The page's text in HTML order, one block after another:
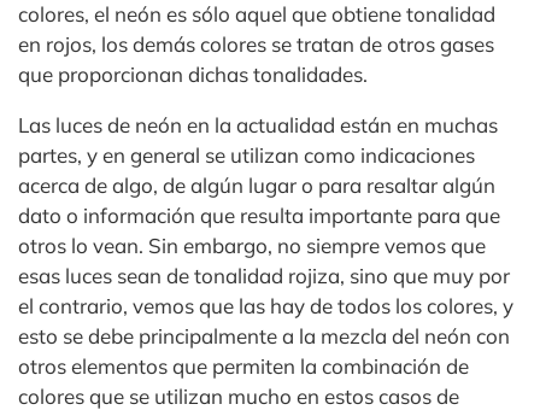
colores, el neón es sólo aquel que obtiene tonalidad
en rojos, los demás colores se tratan de otros gases
que proporcionan dichas tonalidades.
Las luces de neón en la actualidad están en muchas
partes, y en general se utilizan como indicaciones
acerca de algo, de algún lugar o para resaltar algún
dato o información que resulta importante para que
otros lo vean. Sin embargo, no siempre vemos que
esas luces sean de tonalidad rojiza, sino que muy por
el contrario, vemos que las hay de todos los colores, y
esto se debe principalmente a la mezcla del neón con
otros elementos que permiten la combinación de
colores que se utilizan mucho en estos casos de